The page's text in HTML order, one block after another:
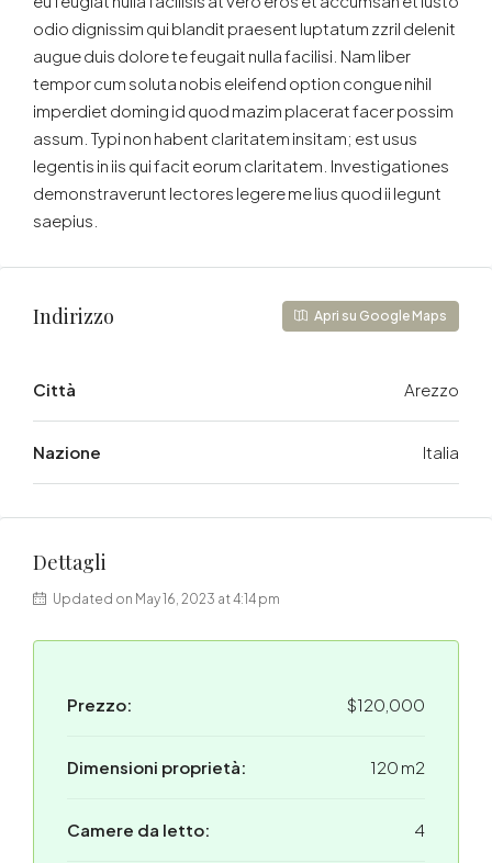
odio dignissim qui blandit praesent luptatum zzril delenit
augue duis dolore te feugait nulla facilisi. Nam liber
tempor cum soluta nobis eleifend option congue nihil
imperdiet doming id quod mazim placerat facer possim
assum. Typi non habent claritatem insitam; est usus
legentis in iis qui facit eorum claritatem. Investigationes
demonstraverunt lectores legere me lius quod ii legunt
saepius.
Indirizzo Apri su Google Maps
Città Arezzo
Nazione Italia
Dettagli
Updated on May 16, 2023 at 4:14 pm
Prezzo: $120,000
Dimensioni proprietà: 120 m2
Camere da letto: 4